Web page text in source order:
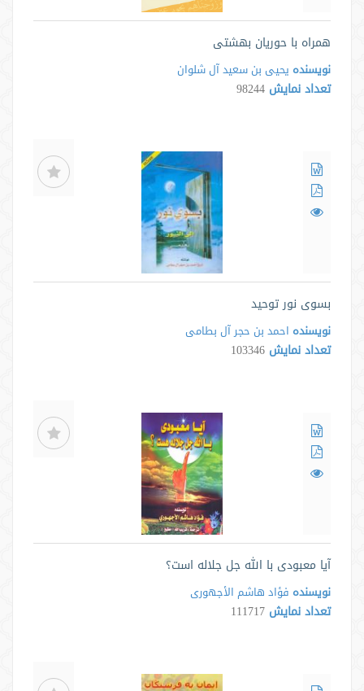
همراه با حوریان بهشتی
نویسنده یحیی بن سعید آل شلوان
تعداد نمایش 98244
بسوی نور توحید
نویسنده احمد بن حجر آل بطامی
تعداد نمایش 103346
آیا معبودی با الله جل جلاله است؟
نویسنده فؤاد هاشم الأجهوری
تعداد نمایش 111717